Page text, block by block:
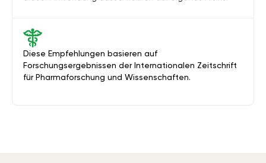
Diese Empfehlungen basieren auf
Forschungsergebnissen der Internationalen Zeitschrift
für Pharmaforschung und Wissenschaften.